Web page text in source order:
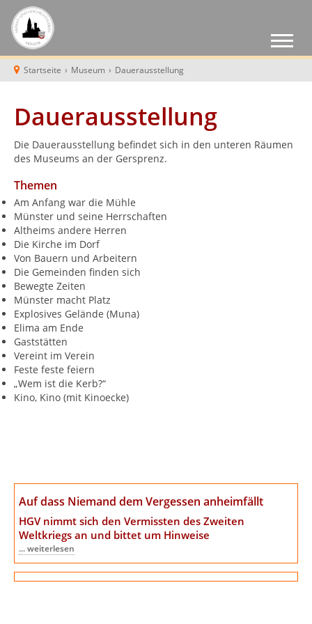
Startseite › Museum › Dauerausstellung
Dauerausstellung
Die Dauerausstellung befindet sich in den unteren Räumen
des Museums an der Gersprenz.
Themen
Am Anfang war die Mühle
Münster und seine Herrschaften
Altheims andere Herren
Die Kirche im Dorf
Von Bauern und Arbeitern
Die Gemeinden finden sich
Bewegte Zeiten
Münster macht Platz
Explosives Gelände (Muna)
Elima am Ende
Gaststätten
Vereint im Verein
Feste feste feiern
„Wem ist die Kerb?“
Kino, Kino (mit Kinoecke)
Auf dass Niemand dem Vergessen anheimfällt
HGV nimmt sich den Vermissten des Zweiten
Weltkriegs an und bittet um Hinweise
... weiterlesen